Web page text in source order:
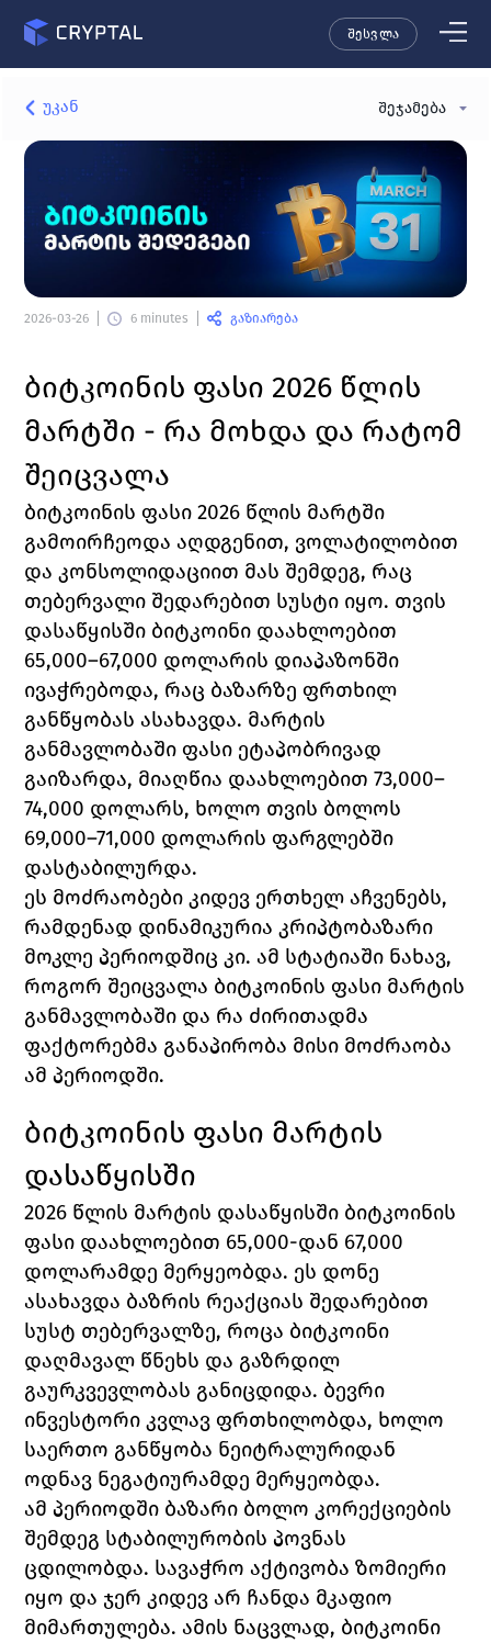
შესვლა
უკან შეჯამება
2026-03-26 6 minutes გაზიარება
ბიტკოინის ფასი 2026 წლის
მარტში - რა მოხდა და რატომ
შეიცვალა
ბიტკოინის ფასი 2026 წლის მარტში
გამოირჩეოდა აღდგენით, ვოლატილობით
და კონსოლიდაციით მას შემდეგ, რაც
თებერვალი შედარებით სუსტი იყო. თვის
დასაწყისში ბიტკოინი დაახლოებით
65,000–67,000 დოლარის დიაპაზონში
ივაჭრებოდა, რაც ბაზარზე ფრთხილ
განწყობას ასახავდა. მარტის
განმავლობაში ფასი ეტაპობრივად
გაიზარდა, მიაღწია დაახლოებით 73,000–
74,000 დოლარს, ხოლო თვის ბოლოს
69,000–71,000 დოლარის ფარგლებში
დასტაბილურდა.
ეს მოძრაობები კიდევ ერთხელ აჩვენებს,
რამდენად დინამიკურია კრიპტობაზარი
მოკლე პერიოდშიც კი. ამ სტატიაში ნახავ,
როგორ შეიცვალა ბიტკოინის ფასი მარტის
განმავლობაში და რა ძირითადმა
ფაქტორებმა განაპირობა მისი მოძრაობა
ამ პერიოდში.
ბიტკოინის ფასი მარტის
დასაწყისში
2026 წლის მარტის დასაწყისში ბიტკოინის
ფასი დაახლოებით 65,000-დან 67,000
დოლარამდე მერყეობდა. ეს დონე
ასახავდა ბაზრის რეაქციას შედარებით
სუსტ თებერვალზე, როცა ბიტკოინი
დაღმავალ წნეხს და გაზრდილ
გაურკვევლობას განიცდიდა. ბევრი
ინვესტორი კვლავ ფრთხილობდა, ხოლო
საერთო განწყობა ნეიტრალურიდან
ოდნავ ნეგატიურამდე მერყეობდა.
ამ პერიოდში ბაზარი ბოლო კორექციების
შემდეგ სტაბილურობის პოვნას
ცდილობდა. სავაჭრო აქტივობა ზომიერი
იყო და ჯერ კიდევ არ ჩანდა მკაფიო
მიმართულება. ამის ნაცვლად, ბიტკოინი